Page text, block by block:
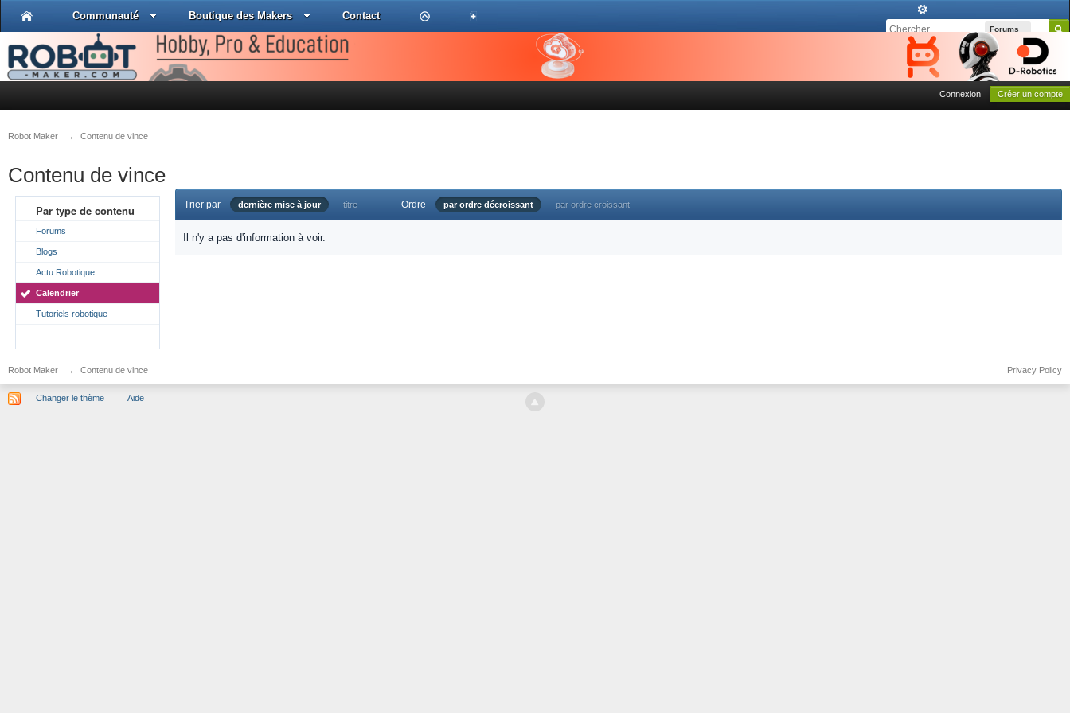
Communauté Boutique des Makers Contact
Forums
Connexion Créer un compte
Robot Maker → Contenu de vince
Contenu de vince
Par type de contenu
Forums
Blogs
Actu Robotique
Calendrier
Tutoriels robotique
Trier par dernière mise à jour titre Ordre par ordre décroissant par ordre croissant
Il n'y a pas d'information à voir.
Robot Maker → Contenu de vince Privacy Policy
Changer le thème Aide